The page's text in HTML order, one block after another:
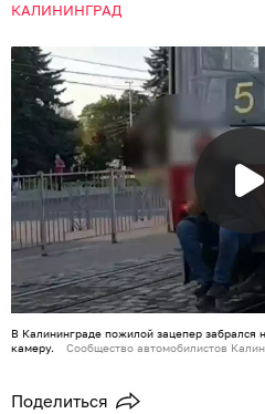
КАЛИНИНГРАД
В Калининграде пожилой зацепер забрался
камеру.
Сообщество автомобилистов
Поделиться